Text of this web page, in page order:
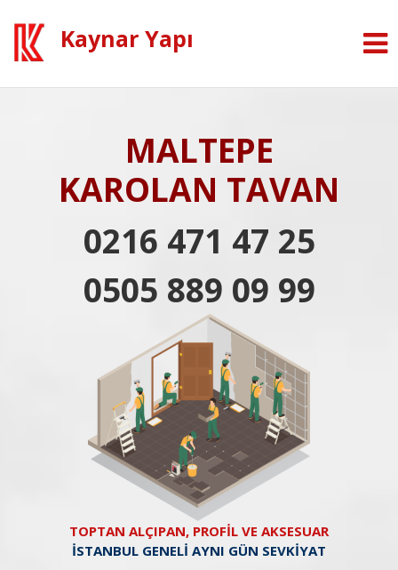
Kaynar Yapı
MALTEPE
KAROLAN TAVAN
0216 471 47 25
0505 889 09 99
TOPTAN ALÇIPAN, PROFİL VE AKSESUAR
İSTANBUL GENELİ AYNI GÜN SEVKİYAT